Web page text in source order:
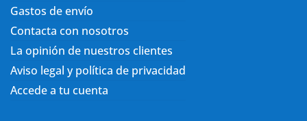
Gastos de envío
Contacta con nosotros
La opinión de nuestros clientes
Aviso legal y política de privacidad
Accede a tu cuenta